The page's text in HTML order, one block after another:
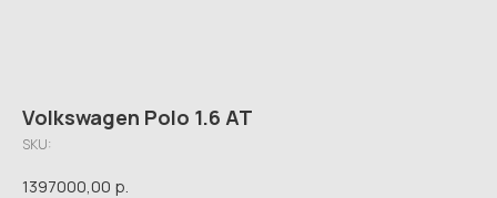
Volkswagen Polo 1.6 AT
SKU:
1397000,00 р.